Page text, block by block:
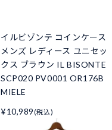
イルビゾンテ コインケース
メンズ レディース ユニセッ
クス ブラウン IL BISONTE
SCP020 PV0001 OR176B
MIELE
¥10,989 (税込)